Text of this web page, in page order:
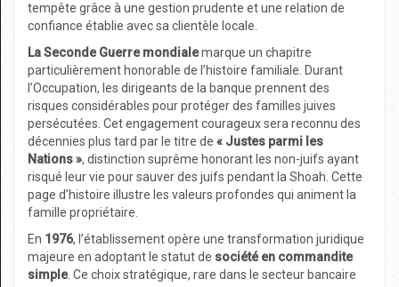
tempête grâce à une gestion prudente et une relation de
confiance établie avec sa clientèle locale.
La Seconde Guerre mondialemarque un chapitre
particulièrement honorable de l’histoire familiale. Durant
l’Occupation, les dirigeants de la banque prennent des
risques considérables pour protéger des familles juives
persécutées. Cet engagement courageux sera reconnu des
décennies plus tard par le titre de « Justes parmi les
Nations », distinction suprême honorant les non-juifs ayant
risqué leur vie pour sauver des juifs pendant la Shoah. Cette
page d’histoire illustre les valeurs profondes qui animent la
famille propriétaire.
En 1976, l’établissement opère une transformation juridique
majeure en adoptant le statut de société en commandite
simple. Ce choix stratégique, rare dans le secteur bancaire